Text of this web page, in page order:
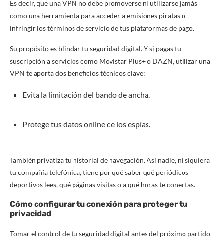
Es decir, que una VPN no debe promoverse ni utilizarse jamás
como una herramienta para acceder a emisiones piratas o
infringir los términos de servicio de tus plataformas de pago.
Su propósito es blindar tu seguridad digital. Y si pagas tu
suscripción a servicios como Movistar Plus+ o DAZN, utilizar una
VPN te aporta dos beneficios técnicos clave:
Evita la limitación del bando de ancha.
Protege tus datos online de los espías.
También privatiza tu historial de navegación. Así nadie, ni siquiera
tu compañía telefónica, tiene por qué saber qué periódicos
deportivos lees, qué páginas visitas o a qué horas te conectas.
Cómo configurar tu conexión para proteger tu
privacidad
Tomar el control de tu seguridad digital antes del próximo partido